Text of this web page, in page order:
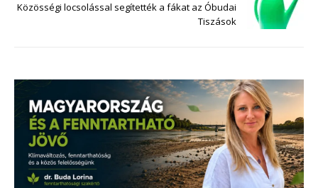
Közösségi locsolással segítették a fákat az Óbudai
Tiszások